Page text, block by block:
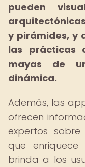
pueden
y pirámides, y
las prácticas
mayas de
dinámica.
Además, las
ofrecen
expertos
que
brinda a los